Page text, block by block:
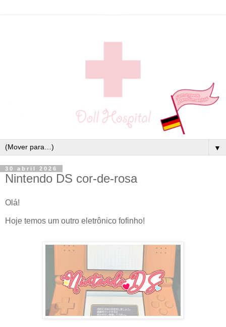
▼
30 abril 2026
Nintendo DS cor-de-rosa
Olá!
Hoje temos um outro eletrônico fofinho!